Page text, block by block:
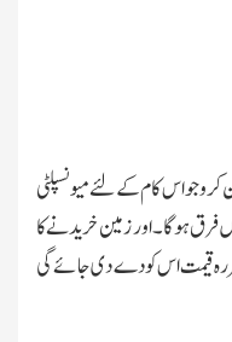
جو اس کام کے لئے میونسپلٹی
فرق ہوگا۔ اور زمین خریدنے کا
مقررہ قیمت ا س کو دے دی جائے گی